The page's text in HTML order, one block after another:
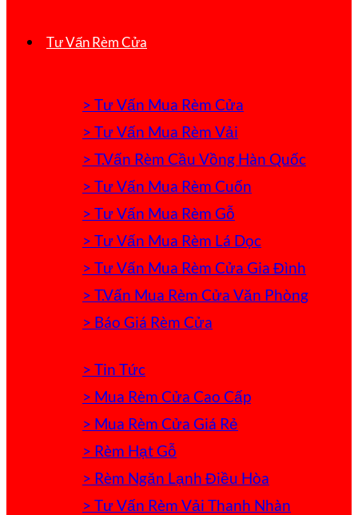
Tư Vấn Rèm Cửa
> Tư Vấn Mua Rèm Cửa
> Tư Vấn Mua Rèm Vải
> T.Vấn Rèm Cầu Vồng Hàn Quốc
> Tư Vấn Mua Rèm Cuốn
> Tư Vấn Mua Rèm Gỗ
> Tư Vấn Mua Rèm Lá Dọc
> Tư Vấn Mua Rèm Cửa Gia Đình
> T.Vấn Mua Rèm Cửa Văn Phòng
> Báo Giá Rèm Cửa
> Tin Tức
> Mua Rèm Cửa Cao Cấp
> Mua Rèm Cửa Giá Rẻ
> Rèm Hạt Gỗ
> Rèm Ngăn Lạnh Điều Hòa
> Tư Vấn Rèm Vải Thanh Nhàn